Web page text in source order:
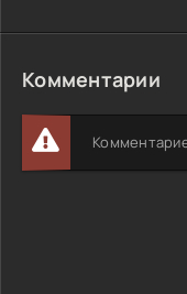
Комментарии